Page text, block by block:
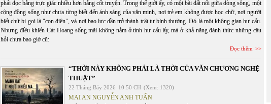
phải đọc bằng trực giác nhiều hơn bằng cốt truyện. Trong thế giới ấy, có một bãi đất nổi giữa dòng sông, một
cộng đồng sống như chưa từng biết đến ánh sáng của văn minh, nơi trẻ em không được học chữ, nơi người
biết chữ bị gọi là "con điên", và nơi bạo lực dần trở thành trật tự bình thường. Đó là một không gian hư cấu.
Nhưng điều khiến Cát Hoang sống mãi không nằm ở tính hư cấu ấy, mà ở khả năng đánh thức những câu
hỏi chưa bao giờ cũ:
Đọc thêm
“THỜI NÀY KHÔNG PHẢI LÀ THỜI CỦA VĂN CHƯƠNG NGHỆ
THUẬT”
22 Tháng Bảy 2026 10:50 CH (Xem: 1320)
MAI AN NGUYỄN ANH TUẤN